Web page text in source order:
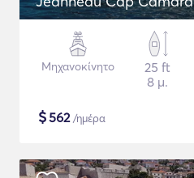
Μηχανοκίνητο
25 ft
8 μ.
$562/ημέρα